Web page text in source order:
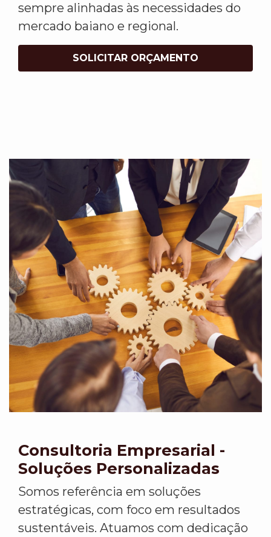
sempre alinhadas às necessidades do
mercado baiano e regional.
SOLICITAR ORÇAMENTO
Consultoria Empresarial -
Soluções Personalizadas
Somos referência em soluções
estratégicas, com foco em resultados
sustentáveis. Atuamos com dedicação